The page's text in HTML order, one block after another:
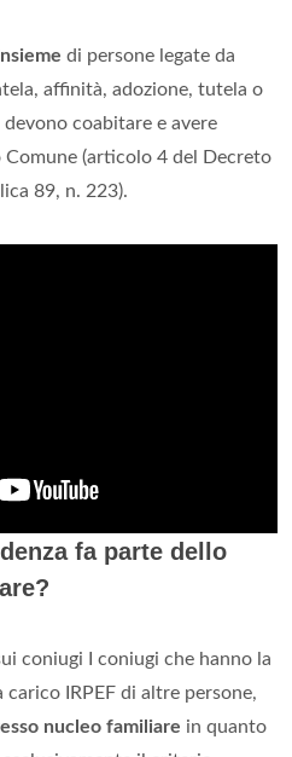
di persone legate da
affinità, adozione, tutela o
coabitare e avere
(articolo 4 del Decreto
89, n. 223).
fa parte dello
coniugi I coniugi che hanno la
carico IRPEF di altre persone,
nucleo familiare in quanto